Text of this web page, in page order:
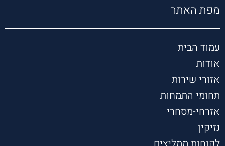
קשבת
מפת האתר
עמוד הבית
אודות
אזורי שירות
תחומי התמחות
אזרחי-מסחרי
נזיקין